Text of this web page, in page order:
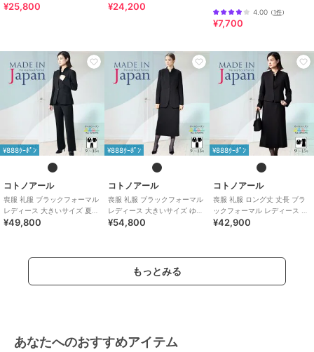
イズ 夏 夏用 日本製
¥25,800
夏用 日本製
¥24,200 4.00（1件）
¥7,700
¥888ｸｰﾎﾟﾝ
コトノアール
喪服 礼服 ブラックフォーマル
レディース 大きいサイズ 夏物
夏用 パンツ 日本製
¥49,800
¥888ｸｰﾎﾟﾝ
コトノアール
喪服 礼服 ブラックフォーマル
レディース 大きいサイズ ゆっ
たり ロング 日本製 (61003)
¥54,800
¥888ｸｰﾎﾟﾝ
コトノアール
喪服 礼服 ロング丈 丈長 ブラ
ックフォーマル レディース 大
きいサイズ 夏物 夏用 日本製
¥42,900
もっとみる
あなたへのおすすめアイテム